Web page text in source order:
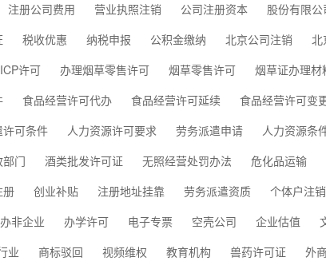
注册公司费用 营业执照注销 公司注册资本 股份有限公
税收优惠 纳税申报 公积金缴纳 北京公司注销 北
许可 办理烟草零售许可 烟草零售许可 烟草证办理材
食品经营许可代办 食品经营许可延续 食品经营许可变
可条件 人力资源许可要求 劳务派遣申请 人力资源条
门 酒类批发许可证 无照经营处罚办法 危化品运输
册 创业补贴 注册地址挂靠 劳务派遣资质 个体户注销
非企业 办学许可 电子专票 空壳公司 企业估值
业 商标驳回 视频维权 教育机构 兽药许可证 外